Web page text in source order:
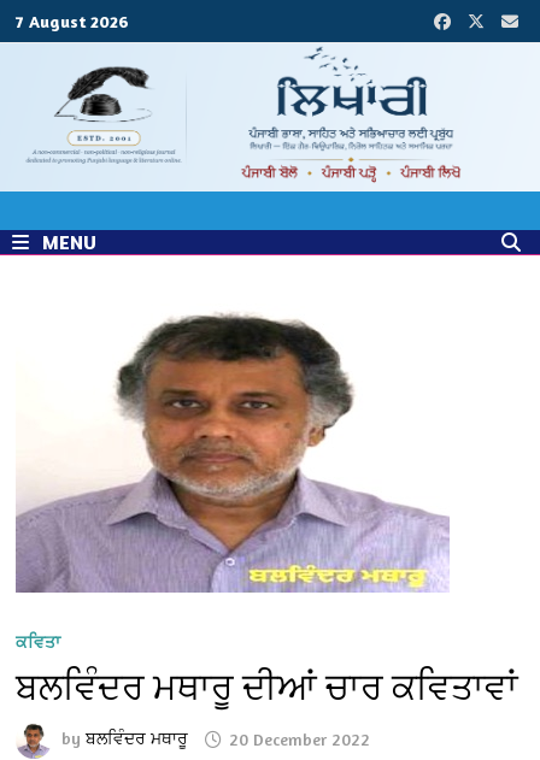
7 August 2026
MENU
ਕਵਿਤਾ
ਬਲਵਿੰਦਰ ਮਥਾਰੂ ਦੀਆਂ ਚਾਰ ਕਵਿਤਾਵਾਂ
byਬਲਵਿੰਦਰ ਮਥਾਰੂ 20 December 2022